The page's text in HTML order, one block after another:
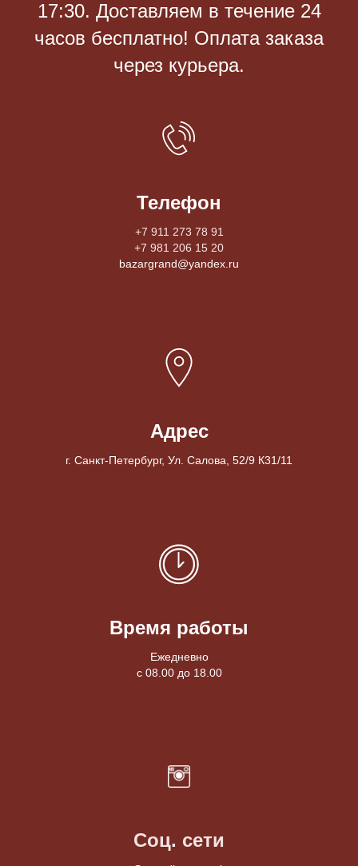
17:30. Доставляем в течение 24
часов бесплатно! Оплата заказа
через курьера.
Телефон
+7 911 273 78 91
+7 981 206 15 20
bazargrand@yandex.ru
Адрес
г. Санкт-Петербург, Ул. Салова, 52/9 К31/11
Время работы
Ежедневно
с 08.00 до 18.00
Соц. сети